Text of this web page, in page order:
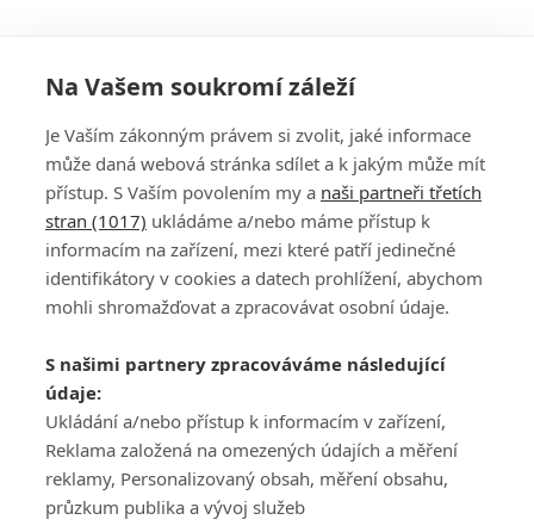
PŘIHLÁSIT
REGISTROVAT
DISKUZE
Šéfredaktorkou webu jePetr Slavík, e-mailserialy@fandimefilmu.cz
Máte-li zájem o inzerci na našem webu napište nám na e-mail
studio@koncal.com
Ochrana osobních údajů|Zásady používání cookies |Pravidla webu
Upravit nastavení soukromí
Na Vašem soukromí záleží
Je Vaším zákonným právem si zvolit, jaké informace
může daná webová stránka sdílet a k jakým může mít
přístup. S Vaším povolením my a naši partneři třetích
stran (1017) ukládáme a/nebo máme přístup k
informacím na zařízení, mezi které patří jedinečné
identifikátory v cookies a datech prohlížení, abychom
mohli shromažďovat a zpracovávat osobní údaje.
S našimi partnery zpracováváme následující
údaje:
Ukládání a/nebo přístup k informacím v zařízení,
Reklama založená na omezených údajích a měření
reklamy, Personalizovaný obsah, měření obsahu,
průzkum publika a vývoj služeb